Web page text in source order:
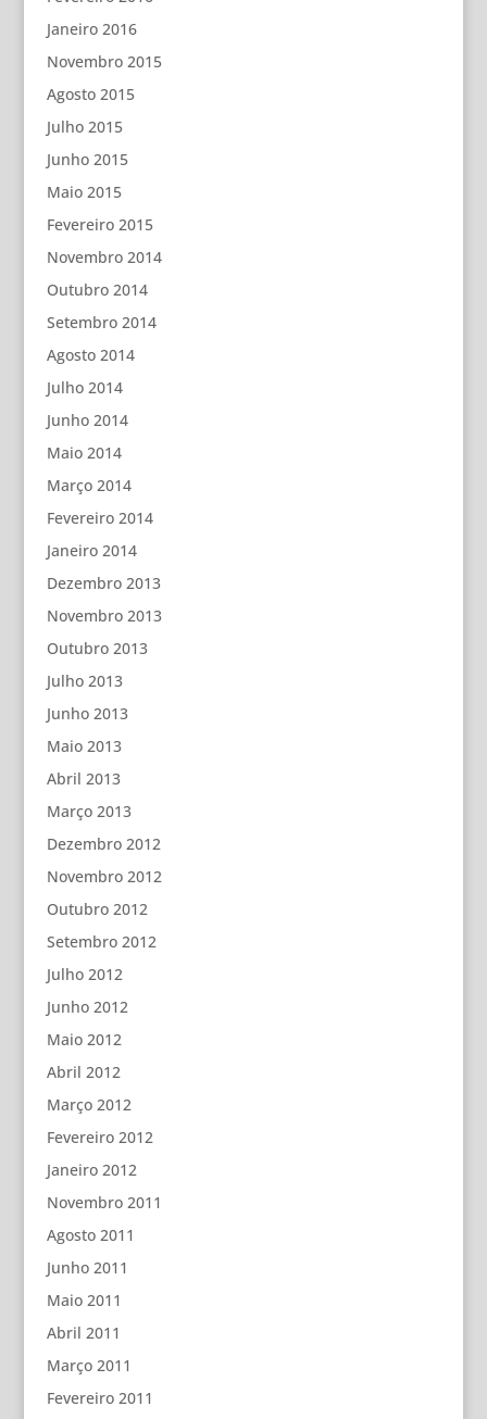
Janeiro 2016
Novembro 2015
Agosto 2015
Julho 2015
Junho 2015
Maio 2015
Fevereiro 2015
Novembro 2014
Outubro 2014
Setembro 2014
Agosto 2014
Julho 2014
Junho 2014
Maio 2014
Março 2014
Fevereiro 2014
Janeiro 2014
Dezembro 2013
Novembro 2013
Outubro 2013
Julho 2013
Junho 2013
Maio 2013
Abril 2013
Março 2013
Dezembro 2012
Novembro 2012
Outubro 2012
Setembro 2012
Julho 2012
Junho 2012
Maio 2012
Abril 2012
Março 2012
Fevereiro 2012
Janeiro 2012
Novembro 2011
Agosto 2011
Junho 2011
Maio 2011
Abril 2011
Março 2011
Fevereiro 2011